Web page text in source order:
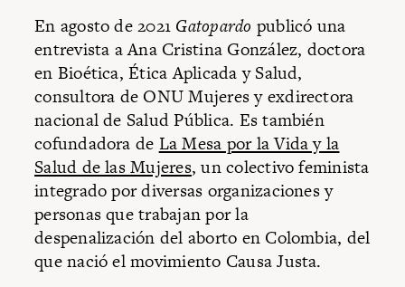
En agosto de 2021 Gatopardo publicó una
entrevista a Ana Cristina González, doctora
en Bioética, Ética Aplicada y Salud,
consultora de ONU Mujeres y exdirectora
nacional de Salud Pública. Es también
cofundadora de La Mesa por la Vida y la
Salud de las Mujeres, un colectivo feminista
integrado por diversas organizaciones y
personas que trabajan por la
despenalización del aborto en Colombia, del
que nació el movimiento Causa Justa.